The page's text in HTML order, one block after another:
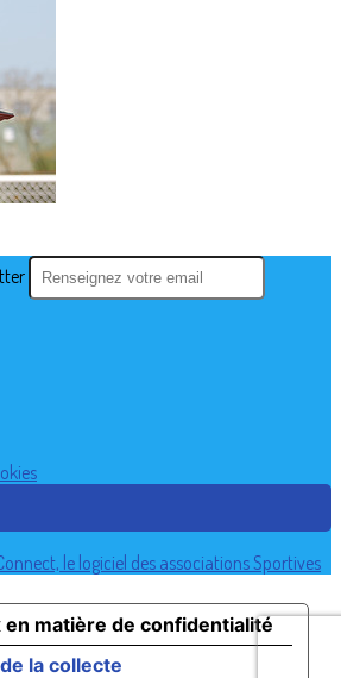
le logiciel des associations Sportives
la collecte
en matière de confidentialité